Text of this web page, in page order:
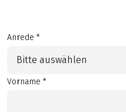
Anrede *
Bitte auswählen
Vorname *